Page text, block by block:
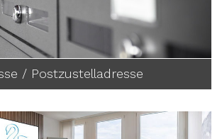
/ Postzustelladresse